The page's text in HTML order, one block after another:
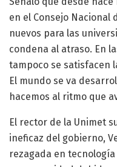
en el Consejo Nacional
nuevos para las
condena al atraso. En
tampoco se satisfacen
El mundo se va
hacemos al ritmo que
El rector de la Unimet
ineficaz del gobierno,
rezagada en